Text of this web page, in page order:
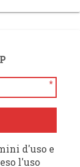
*
d'uso e
l'uso